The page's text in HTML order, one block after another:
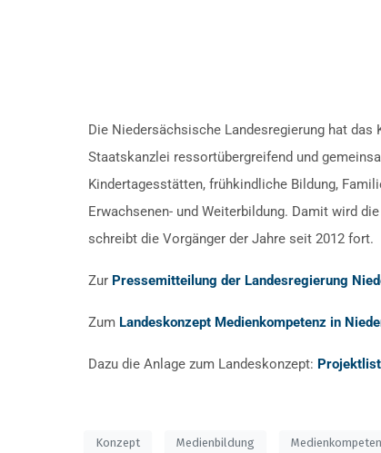
Die Niedersächsische Landesregierung hat
Staatskanzlei ressortübergreifend und
Kindertagesstätten, frühkindliche Bildung,
Erwachsenen- und Weiterbildung. Damit wird
schreibt die Vorgänger der Jahre seit 2012 fort.
Zur Pressemitteilung der Landesregierung
Zum Landeskonzept Medienkompetenz in
Dazu die Anlage zum Landeskonzept:
Konzept Medienbildung